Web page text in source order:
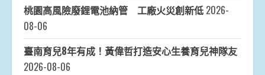
桃園高風險廢鋰電池納管 工廠火災創新低 2026-
08-06
臺南育兒8年有成！黃偉哲打造安心生養育兒神隊友
2026-08-06